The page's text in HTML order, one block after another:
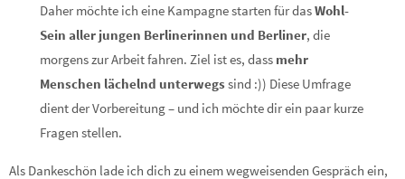
Daher möchte ich eine Kampagne starten für dasWohl-
Sein aller jungen Berlinerinnen und Berliner, die
morgens zur Arbeit fahren. Ziel ist es, dass mehr
Menschen lächelnd unterwegs sind :)) Diese Umfrage
dient der Vorbereitung – und ich möchte dir ein paar kurze
Fragen stellen.
Als Dankeschön lade ich dich zu einem wegweisenden Gespräch ein,